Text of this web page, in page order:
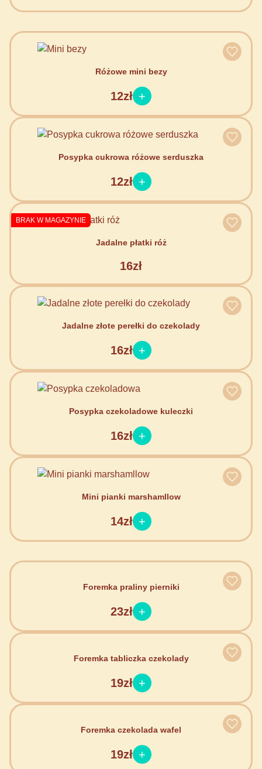
Różowe mini bezy
12zł
Posypka cukrowa różowe serduszka
12zł
BRAK W MAGAZYNIE
Jadalne płatki róż
16zł
Jadalne złote perełki do czekolady
16zł
Posypka czekoladowe kuleczki
16zł
Mini pianki marshamllow
14zł
Foremka praliny pierniki
23zł
Foremka tabliczka czekolady
19zł
Foremka czekolada wafel
19zł